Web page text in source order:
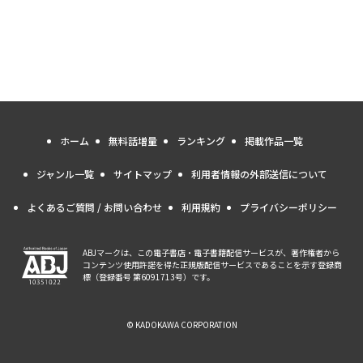
ホーム 無料話増量 ランキング 掲載作品一覧
ジャンル一覧 サイトマップ 利用者情報の外部送信について
よくあるご質問 / お問い合わせ 利用規約 プライバシーポリシー
ABJマークは、この電子書店・電子書籍配信サービスが、著作権者から
コンテンツ使用許諾を得た正規版配信サービスであることを示す登録商
標（登録番号 第6091713号）です。
© KADOKAWA CORPORATION